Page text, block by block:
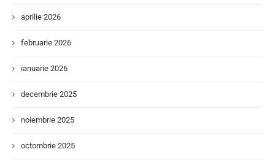
aprilie 2026
februarie 2026
ianuarie 2026
decembrie 2025
noiembrie 2025
octombrie 2025